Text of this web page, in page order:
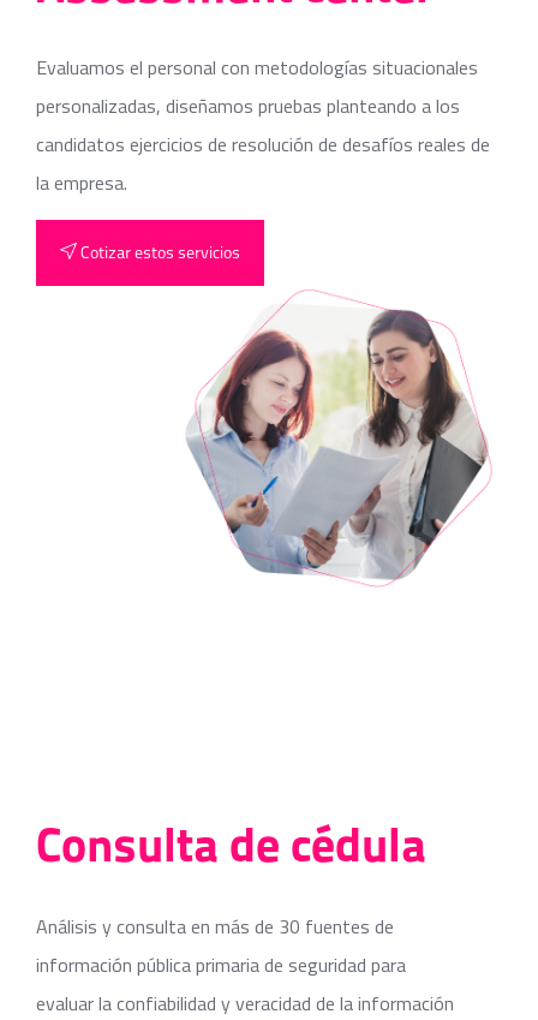
Evaluamos el personal con metodologías situacionales
personalizadas, diseñamos pruebas planteando a los
candidatos ejercicios de resolución de desafíos reales de
la empresa.
Cotizar estos servicios
Consulta de cédula
Análisis y consulta en más de 30 fuentes de
información pública primaria de seguridad para
evaluar la confiabilidad y veracidad de la información